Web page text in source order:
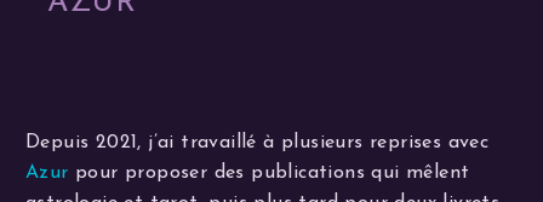
Depuis 2021, j’ai travaillé à plusieurs reprises avec
Azur pour proposer des publications qui mêlent